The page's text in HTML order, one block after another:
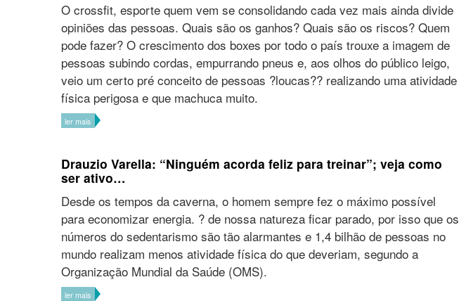
O crossfit, esporte quem vem se consolidando cada vez mais ainda divide
opiniões das pessoas. Quais são os ganhos? Quais são os riscos? Quem
pode fazer? O crescimento dos boxes por todo o país trouxe a imagem de
pessoas subindo cordas, empurrando pneus e, aos olhos do público leigo,
veio um certo pré conceito de pessoas ?loucas?? realizando uma atividade
física perigosa e que machuca muito.
ler mais
Drauzio Varella: “Ninguém acorda feliz para treinar”; veja como
ser ativo…
Desde os tempos da caverna, o homem sempre fez o máximo possível
para economizar energia. ? de nossa natureza ficar parado, por isso que os
números do sedentarismo são tão alarmantes e 1,4 bilhão de pessoas no
mundo realizam menos atividade física do que deveriam, segundo a
Organização Mundial da Saúde (OMS).
ler mais